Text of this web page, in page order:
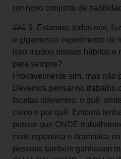
um novo conjunto de
### 9. Estamos, todos nós,
e gigantesco experimento de
isso mudou nossos hábitos e
para sempre?
Provavelmente sim, mas não
Devemos pensar no trabalho
facetas diferentes: o quê,
como e por quê. Embora
pensar que ONDE
mais repentina e dramática
pessoas também ganharam